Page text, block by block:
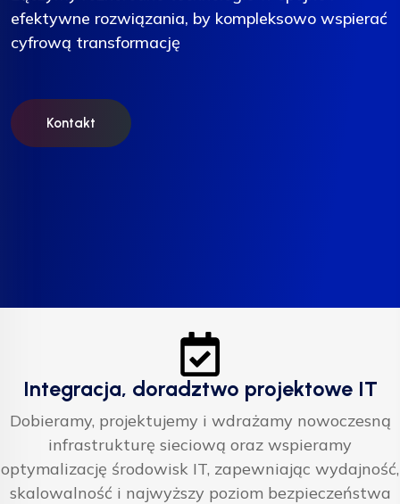
efektywne rozwiązania, by kompleksowo wspierać
cyfrową transformację
Kontakt
efektywne rozwiązania, by kompleksowo wspierać
cyfrową transformację
Kontakt
efektywne rozwiązania, by kompleksowo wspierać
cyfrową transformację
Kontakt
Integracja, doradztwo projektowe IT
Dobieramy, projektujemy i wdrażamy nowoczesną
infrastrukturę sieciową oraz wspieramy
optymalizację środowisk IT, zapewniając wydajność,
skalowalność i najwyższy poziom bezpieczeństwa